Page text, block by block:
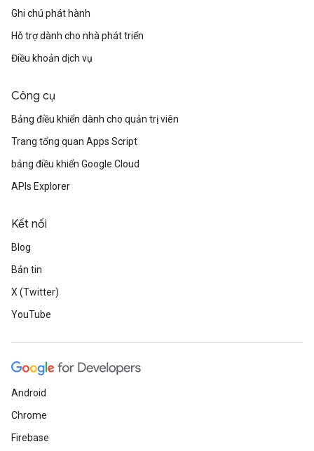
Ghi chú phát hành
Hỗ trợ dành cho nhà phát triển
Điều khoản dịch vụ
Công cụ
Bảng điều khiển dành cho quản trị viên
Trang tổng quan Apps Script
bảng điều khiển Google Cloud
APIs Explorer
Kết nối
Blog
Bản tin
X (Twitter)
YouTube
Android
Chrome
Firebase